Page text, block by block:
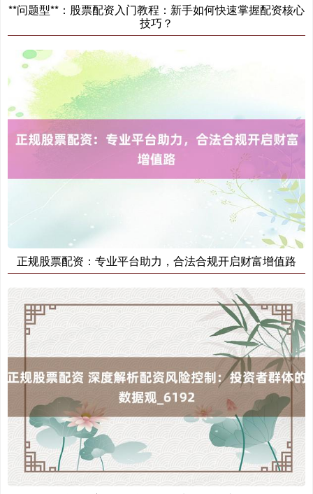
**问题型**：股票配资入门教程：新手如何快速掌握配资核心
技巧？
正规股票配资：专业平台助力，合法合规开启财富增值路